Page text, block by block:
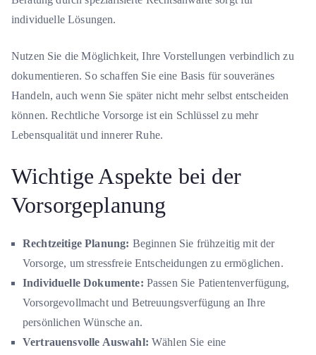
individuelle Lösungen.
Nutzen Sie die Möglichkeit, Ihre Vorstellungen verbindlich zu
dokumentieren. So schaffen Sie eine Basis für souveränes
Handeln, auch wenn Sie später nicht mehr selbst entscheiden
können. Rechtliche Vorsorge ist ein Schlüssel zu mehr
Lebensqualität und innerer Ruhe.
Wichtige Aspekte bei der
Vorsorgeplanung
Rechtzeitige Planung: Beginnen Sie frühzeitig mit der
Vorsorge, um stressfreie Entscheidungen zu ermöglichen.
Individuelle Dokumente: Passen Sie Patientenverfügung,
Vorsorgevollmacht und Betreuungsverfügung an Ihre
persönlichen Wünsche an.
Vertrauensvolle Auswahl: Wählen Sie eine